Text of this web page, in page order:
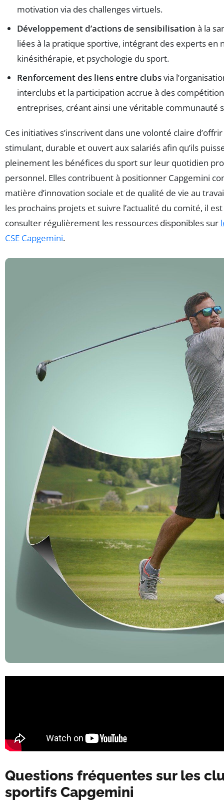
motivation via des challenges virtuels.
Développement d’actions de sensibilisation à la
liées à la pratique sportive, intégrant des experts en
kinésithérapie, et psychologie du sport.
Renforcement des liens entre clubsvia
interclubs et la participation accrue à des
entreprises, créant ainsi une véritable communauté
Ces initiatives s’inscrivent dans une volonté claire
stimulant, durable et ouvert aux salariés afin qu’ils
pleinement les bénéfices du sport sur leur quotidien
personnel. Elles contribuent à positionner Capgemini
matière d’innovation sociale et de qualité de vie au
les prochains projets et suivre l’actualité du comité, il
consulter régulièrement les ressources disponibles sur
CSE Capgemini.
Questions fréquentes sur les
sportifs Capgemini